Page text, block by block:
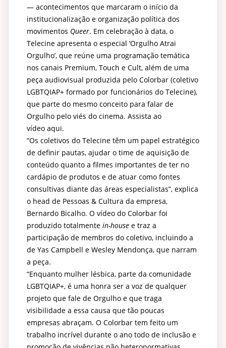
— acontecimentos que marcaram o início da
institucionalização e organização política dos
movimentos Queer. Em celebração à data, o
Telecine apresenta o especial ‘Orgulho Atrai
Orgulho’, que reúne uma programação temática
nos canais Premium, Touch e Cult, além de uma
peça audiovisual produzida pelo Colorbar (coletivo
LGBTQIAP+ formado por funcionários do Telecine),
que parte do mesmo conceito para falar de
Orgulho pelo viés do cinema. Assista ao
vídeo aqui.
“Os coletivos do Telecine têm um papel estratégico
de definir pautas, ajudar o time de aquisição de
conteúdo quanto a filmes importantes de ter no
cardápio de produtos e de atuar como fontes
consultivas diante das áreas especialistas”, explica
o head de Pessoas & Cultura da empresa,
Bernardo Bicalho. O vídeo do Colorbar foi
produzido totalmente in-house e traz a
participação de membros do coletivo, incluindo a
de Yas Campbell e Wesley Mendonça, que narram
a peça.
“Enquanto mulher lésbica, parte da comunidade
LGBTQIAP+, é uma honra ser a voz de qualquer
projeto que fale de Orgulho e que traga
visibilidade a essa causa que tão poucas
empresas abraçam. O Colorbar tem feito um
trabalho incrível durante o ano todo de inclusão e